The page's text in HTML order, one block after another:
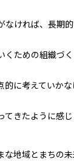
なければ、長期
くための組織づ
的に考えていか
きたように感じ
な地域とまちの